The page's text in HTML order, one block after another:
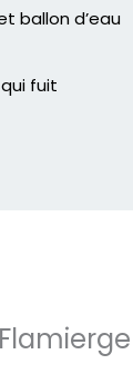
ballon d’eau
fuit